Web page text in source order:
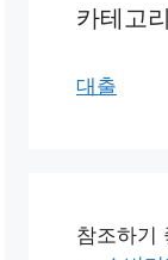
카테고리
대출
참조하기